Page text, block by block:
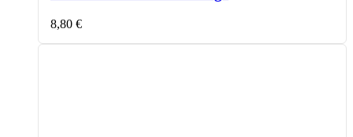
8,80 €